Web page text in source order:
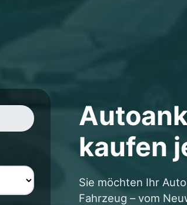
kaufen
Sie möchten Ihr
Fahrzeug – vom